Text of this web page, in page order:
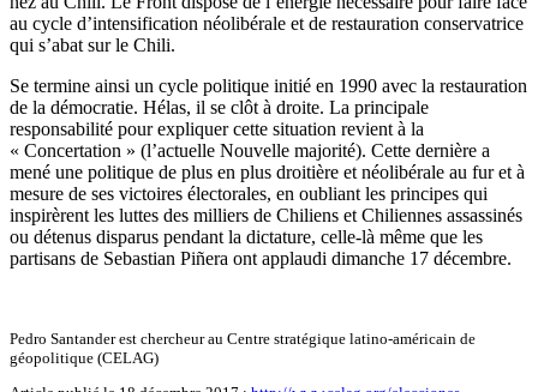
au cycle d’intensification néolibérale et de restauration conservatrice
qui s’abat sur le Chili.
Se termine ainsi un cycle politique initié en 1990 avec la restauration
de la démocratie. Hélas, il se clôt à droite. La principale
responsabilité pour expliquer cette situation revient à la
« Concertation » (l’actuelle Nouvelle majorité). Cette dernière a
mené une politique de plus en plus droitière et néolibérale au fur et à
mesure de ses victoires électorales, en oubliant les principes qui
inspirèrent les luttes des milliers de Chiliens et Chiliennes assassinés
ou détenus disparus pendant la dictature, celle-là même que les
partisans de Sebastian Piñera ont applaudi dimanche 17 décembre.
Pedro Santander est chercheur au Centre stratégique latino-américain de
géopolitique (CELAG)